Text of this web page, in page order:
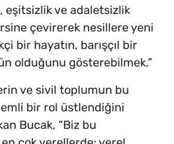
eşitsizlik ve adaletsizlik
çevirerek nesillere yeni
bir hayatın, barışçıl bir
olduğunu gösterebilmek.”
ve sivil toplumun bu
bir rol üstlendiğini
Bucak, “Biz bu